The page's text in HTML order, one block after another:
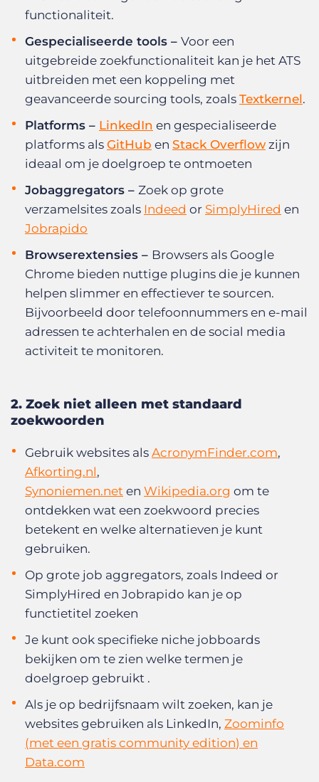
functionaliteit.
Gespecialiseerde tools – Voor een
uitgebreide zoekfunctionaliteit kan je het ATS
uitbreiden met een koppeling met
geavanceerde sourcing tools, zoals Textkernel.
Platforms – LinkedIn en gespecialiseerde
platforms als GitHub en Stack Overflow zijn
ideaal om je doelgroep te ontmoeten
Jobaggregators – Zoek op grote
verzamelsites zoals Indeed or SimplyHired en
Jobrapido
Browserextensies – Browsers als Google
Chrome bieden nuttige plugins die je kunnen
helpen slimmer en effectiever te sourcen.
Bijvoorbeeld door telefoonnummers en e-mail
adressen te achterhalen en de social media
activiteit te monitoren.
2. Zoek niet alleen met standaard
zoekwoorden
Gebruik websites als AcronymFinder.com,
Afkorting.nl,
Synoniemen.net en Wikipedia.org om te
ontdekken wat een zoekwoord precies
betekent en welke alternatieven je kunt
gebruiken.
Op grote job aggregators, zoals Indeed or
SimplyHired en Jobrapido kan je op
functietitel zoeken
Je kunt ook specifieke niche jobboards
bekijken om te zien welke termen je
doelgroep gebruikt .
Als je op bedrijfsnaam wilt zoeken, kan je
websites gebruiken als LinkedIn, Zoominfo
(met een gratis community edition) en
Data.com